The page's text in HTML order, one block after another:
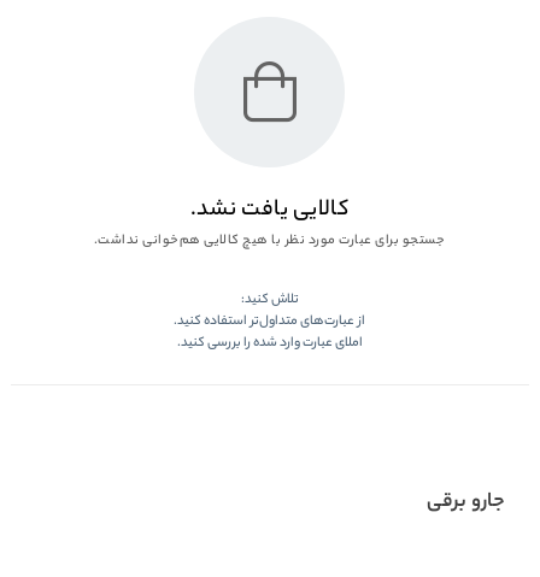
کالایی یافت نشد.
جستجو برای عبارت مورد نظر با هیچ کالایی هم‌خوانی نداشت.
تلاش کنید:
از عبارت‌های متداول‌تر استفاده کنید.
املای عبارت وارد شده را بررسی کنید.
جارو برقی